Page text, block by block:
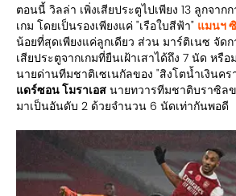
ตอนนี้ วิลล่า เพิ่งเสียประตูไปเพียง 13 ลูกจาก
เกม โดยเป็นรองเพียงแค่ "เรือใบสีฟ้า" แมนฯ
น้อยที่สุดเพียงแค่ลูกเดียว ส่วน มาร์ติเนซ จัดก
เสียประตูจากเกมที่ยืนเฝ้าเสาได้ถึง 7 นัด หรือ
นายด่านทีมชาติเซเนกัลของ "สิงโตน้ำเงินคร
แดร์ซอน โมราเอส นายทวารทีมชาติบราซิล
มาเป็นอันดับ 2 ด้วยจำนวน 6 นัดเท่ากันพอดี